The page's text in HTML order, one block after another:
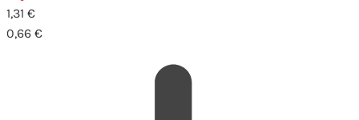
1,31 €
0,66 €